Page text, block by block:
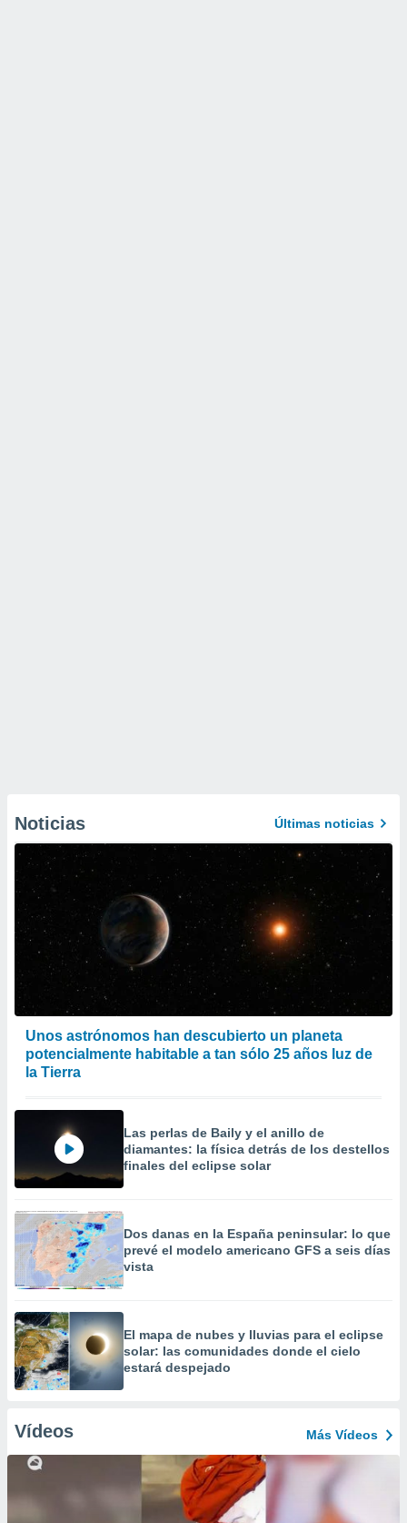
Noticias Últimas noticias
Unos astrónomos han descubierto un planeta
potencialmente habitable a tan sólo 25 años luz de
la Tierra
Las perlas de Baily y el anillo de
diamantes: la física detrás de los destellos
finales del eclipse solar
Dos danas en la España peninsular: lo que
prevé el modelo americano GFS a seis días
vista
​El mapa de nubes y lluvias para el eclipse
solar: las comunidades donde el cielo
estará despejado
Vídeos Más Vídeos